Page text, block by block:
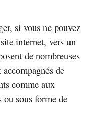
si vous ne pouvez
internet, vers un
de nombreuses
de
comme aux
ou sous forme de